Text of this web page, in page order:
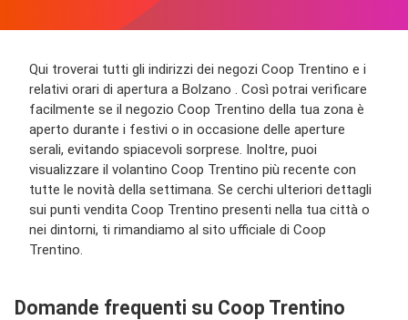
Qui troverai tutti gli indirizzi dei negozi Coop Trentino e i
relativi orari di apertura a Bolzano . Così potrai verificare
facilmente se il negozio Coop Trentino della tua zona è
aperto durante i festivi o in occasione delle aperture
serali, evitando spiacevoli sorprese. Inoltre, puoi
visualizzare il volantino Coop Trentino più recente con
tutte le novità della settimana. Se cerchi ulteriori dettagli
sui punti vendita Coop Trentino presenti nella tua città o
nei dintorni, ti rimandiamo al sito ufficiale di Coop
Trentino.
Domande frequenti su Coop Trentino